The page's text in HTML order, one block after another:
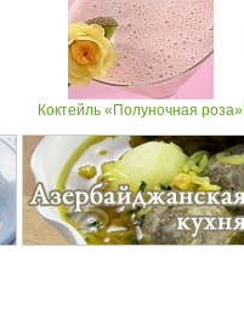
Коктейль «Полуночная роза»